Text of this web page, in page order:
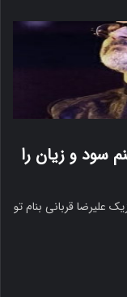
سود و زیان را
علیرضا قربانی بنام تو